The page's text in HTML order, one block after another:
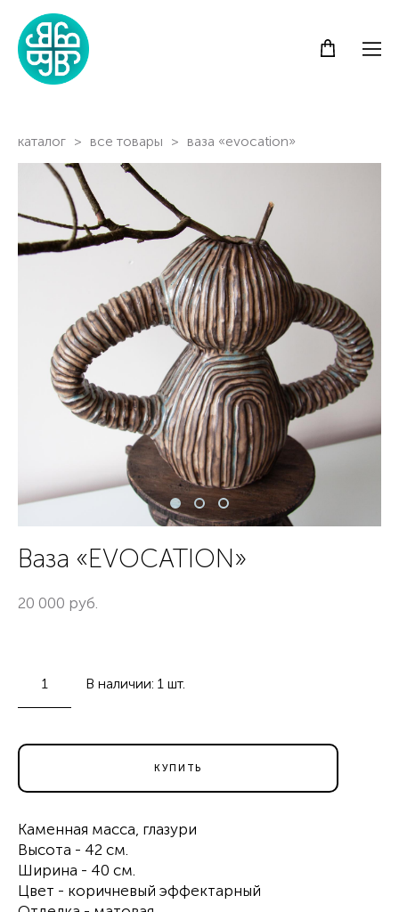
каталог > все товары > ваза «evocation»
Ваза «EVOCATION»
20 000 pуб.
В наличии: 1 шт.
КУПИТЬ
Каменная масса, глазури
Высота - 42 cм.
Ширина - 40 cм.
Цвет - коричневый эффектарный